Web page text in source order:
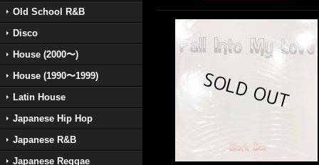
Old School R&B
Disco
House (2000〜)
House (1990〜1999)
Latin House
Japanese Hip Hop
Japanese R&B
Japanese Reggae